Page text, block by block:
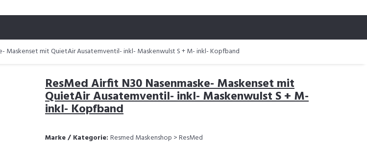
Maskenset mit QuietAir Ausatemventil- inkl- Maskenwulst S + M- inkl- Kopfband
ResMed Airfit N30 Nasenmaske- Maskenset mit
QuietAir Ausatemventil- inkl- Maskenwulst S + M-
inkl- Kopfband
Marke / Kategorie: Resmed Maskenshop > ResMed